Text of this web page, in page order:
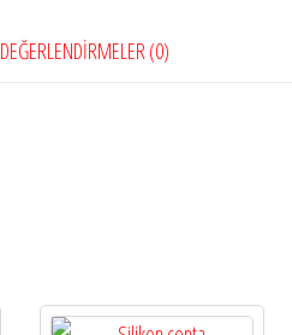
DEĞERLENDIRMELER (0)